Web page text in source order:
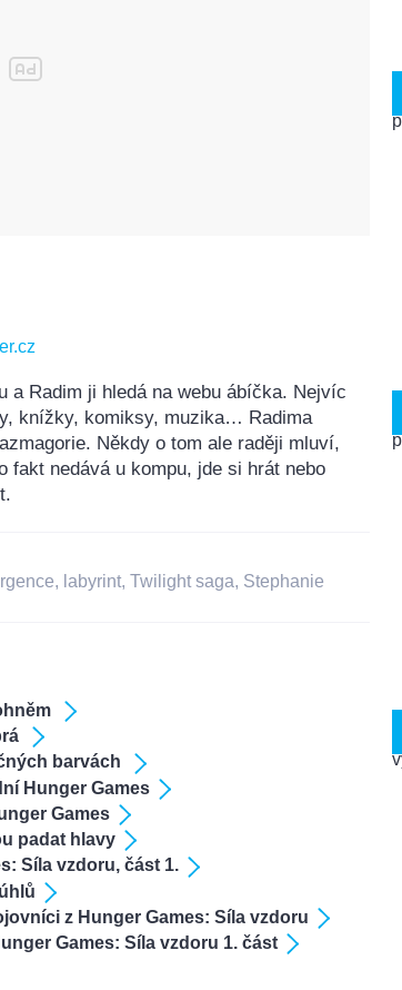
a Radim ji hledá na webu ábíčka. Nejvíc
knížky, komiksy, muzika… Radima
Někdy o tom ale raději mluví,
fakt nedává u kompu, jde si hrát nebo
, labyrint, Twilight saga, Stephanie
barvách
Hunger Games
Games
padat hlavy
Síla vzdoru, část 1.
z Hunger Games: Síla vzdoru
Games: Síla vzdoru 1. část